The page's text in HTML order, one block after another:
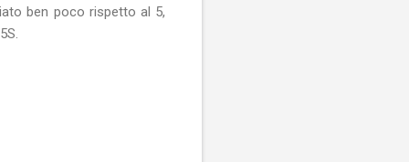
ben poco rispetto al 5,